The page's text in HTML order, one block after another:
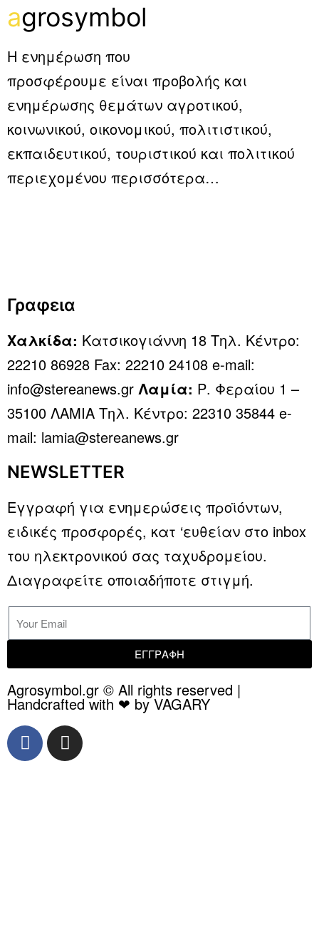
agrosymbol
Η ενημέρωση που
προσφέρουμε είναι προβολής και
ενημέρωσης θεμάτων αγροτικού,
κοινωνικού, οικονομικού, πολιτιστικού,
εκπαιδευτικού, τουριστικού και πολιτικού
περιεχομένου περισσότερα…
Γραφεια
Χαλκίδα: Κατσικογιάννη 18 Τηλ. Κέντρο:
22210 86928 Fax: 22210 24108 e-mail:
info@stereanews.gr Λαμία: Ρ. Φεραίου 1 –
35100 ΛΑΜΙΑ Τηλ. Κέντρο: 22310 35844 e-
mail: lamia@stereanews.gr
NEWSLETTER
Εγγραφή για ενημερώσεις προϊόντων,
ειδικές προσφορές, κατ ‘ευθείαν στο inbox
του ηλεκτρονικού σας ταχυδρομείου.
Διαγραφείτε οποιαδήποτε στιγμή.
ΕΓΓΡΑΦΗ
Agrosymbol.gr © All rights reserved |
Handcrafted with ❤ by VAGARY